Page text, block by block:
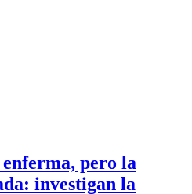
pero la
investigan la